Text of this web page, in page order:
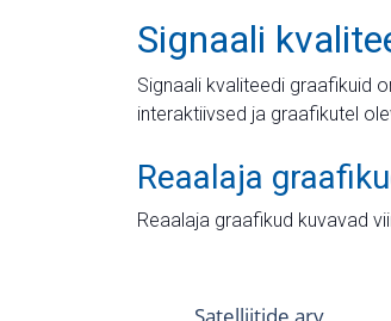
Signaali
Signaali kvaliteedi graafikuid
interaktiivsed ja graafikutel
Reaalaja
Reaalaja graafikud kuvavad